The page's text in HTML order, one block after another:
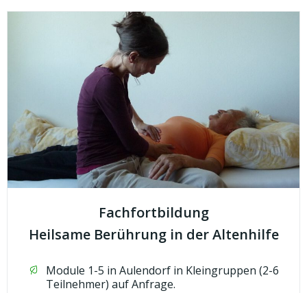
Fachfortbildung
Heilsame Berührung in der Altenhilfe
Module 1-5 in Aulendorf in Kleingruppen (2-6
Teilnehmer) auf Anfrage.